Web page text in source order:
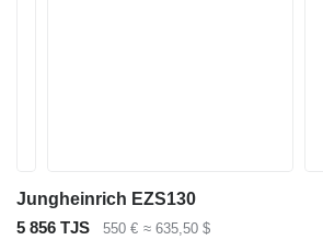
Jungheinrich EZS130
5 856 TJS
550 € ≈ 635,50 $